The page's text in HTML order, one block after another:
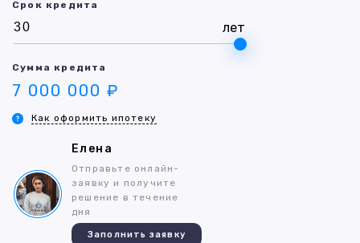
Срок кредита
лет
Сумма кредита
7 000 000 ₽
Как оформить ипотеку
Елена
Отправьте онлайн-
заявку и получите
решение в течение
дня
Заполнить заявку